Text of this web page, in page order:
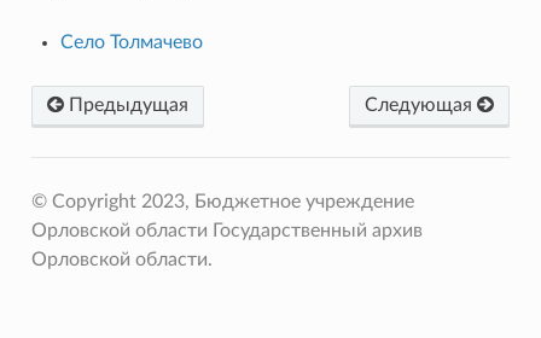
Село Толмачево
Предыдущая Следующая
© Copyright 2023, Бюджетное учреждение
Орловской области Государственный архив
Орловской области.